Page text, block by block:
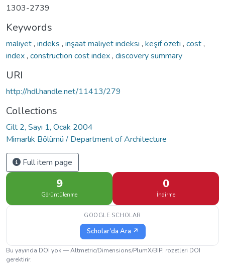
1303-2739
Keywords
maliyet, indeks , inşaat maliyet indeksi , keşif özeti , cost,
index, construction cost index, discovery summary
URI
http://hdl.handle.net/11413/279
Collections
Cilt 2, Sayı 1, Ocak 2004
Mimarlık Bölümü / Department of Architecture
Full item page
9
Görüntülenme
0
İndirme
GOOGLE SCHOLAR
Scholar'da Ara ↗
Bu yayında DOI yok — Altmetric/Dimensions/PlumX/BIP! rozetleri DOI
gerektirir.